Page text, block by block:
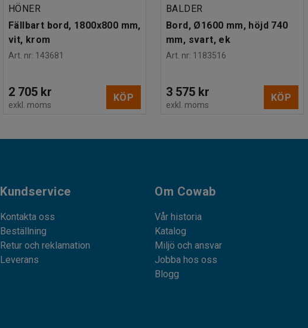
HÖNER
Fällbart bord, 1800x800 mm,
vit, krom
Art. nr: 143681
2 705 kr
exkl. moms
KÖP
BALDER
Bord, Ø1600 mm, höjd 740
mm, svart, ek
Art. nr: 1183516
3 575 kr
exkl. moms
KÖP
Kundservice
Kontakta oss
Beställning
Retur och reklamation
Leverans
Om Cowab
Vår historia
Katalog
Miljö och ansvar
Jobba hos oss
Blogg